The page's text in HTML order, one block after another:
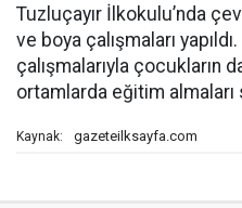
Tuzluçayır İlkokulu’nda
ve boya çalışmaları
çalışmalarıyla çocukların
ortamlarda eğitim almaları
Kaynak: gazeteilksayfa.com